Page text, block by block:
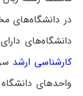
در دانشگاه‌های
دانشگاه‌های
کارشناسی ارشد
واحدهای